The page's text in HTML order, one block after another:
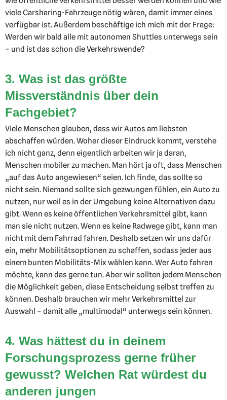
viele Carsharing-Fahrzeuge nötig wären, damit immer eines
verfügbar ist. Außerdem beschäftige ich mich mit der Frage:
Werden wir bald alle mit autonomen Shuttles unterwegs sein
– und ist das schon die Verkehrswende?
3. Was ist das größte
Missverständnis über dein
Fachgebiet?
Viele Menschen glauben, dass wir Autos am liebsten
abschaffen würden. Woher dieser Eindruck kommt, verstehe
ich nicht ganz, denn eigentlich arbeiten wir ja daran,
Menschen mobiler zu machen. Man hört ja oft, dass Menschen
„auf das Auto angewiesen“ seien. Ich finde, das sollte so
nicht sein. Niemand sollte sich gezwungen fühlen, ein Auto zu
nutzen, nur weil es in der Umgebung keine Alternativen dazu
gibt. Wenn es keine öffentlichen Verkehrsmittel gibt, kann
man sie nicht nutzen. Wenn es keine Radwege gibt, kann man
nicht mit dem Fahrrad fahren. Deshalb setzen wir uns dafür
ein, mehr Mobilitätsoptionen zu schaffen, sodass jeder aus
einem bunten Mobilitäts-Mix wählen kann. Wer Auto fahren
möchte, kann das gerne tun. Aber wir sollten jedem Menschen
die Möglichkeit geben, diese Entscheidung selbst treffen zu
können. Deshalb brauchen wir mehr Verkehrsmittel zur
Auswahl – damit alle „multimodal“ unterwegs sein können.
4. Was hättest du in deinem
Forschungsprozess gerne früher
gewusst? Welchen Rat würdest du
anderen jungen